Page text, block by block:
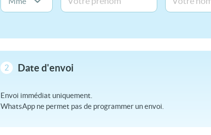
2 Date d'envoi
Envoi immédiat uniquement.
WhatsApp ne permet pas de programmer un envoi.